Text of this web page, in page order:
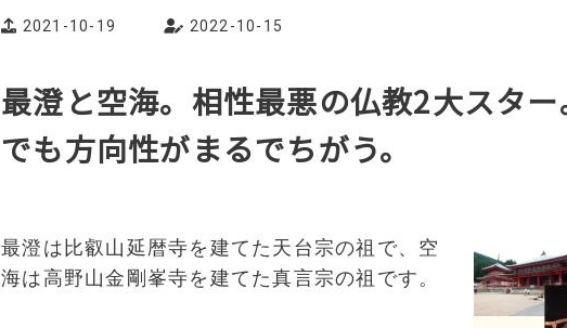
2021-10-19 2022-10-15
最澄と空海。相性最悪の仏教2大スタ
でも方向性がまるでちがう。
最澄は比叡山延暦寺を建てた天台宗の祖で、空
海は高野山金剛峯寺を建てた真言宗の祖です。